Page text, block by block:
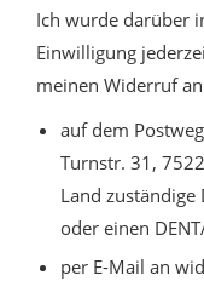
Ich wurde darüber
Einwilligung
meinen Widerruf
auf dem
Turnstr. 31,
Land zuständige
oder einen
per E-Mail an